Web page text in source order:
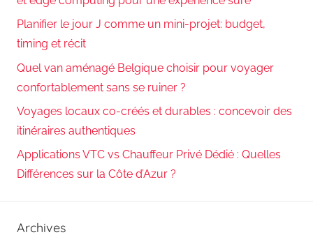
Planifier le jour J comme un mini-projet: budget,
timing et récit
Quel van aménagé Belgique choisir pour voyager
confortablement sans se ruiner ?
Voyages locaux co-créés et durables : concevoir des
itinéraires authentiques
Applications VTC vs Chauffeur Privé Dédié : Quelles
Différences sur la Côte d’Azur ?
Archives